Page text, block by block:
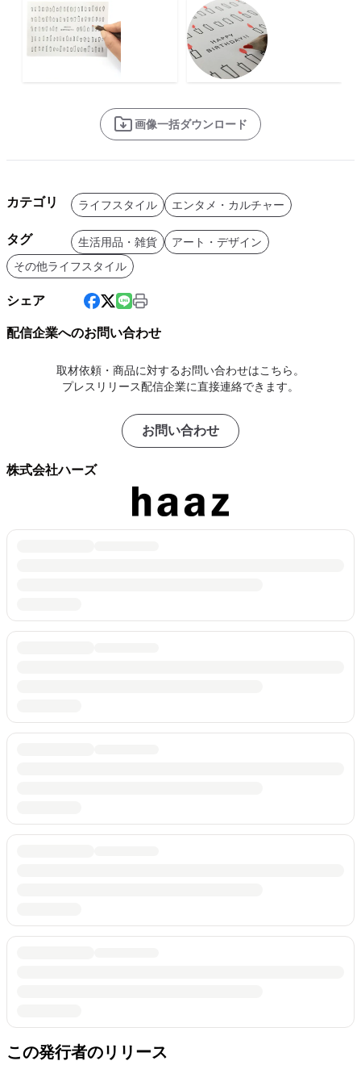
画像一括ダウンロード
カテゴリ ライフスタイル エンタメ・カルチャー
タグ 生活用品・雑貨
アート・デザイン
その他ライフスタイル
シェア
配信企業へのお問い合わせ
取材依頼・商品に対するお問い合わせはこちら。
プレスリリース配信企業に直接連絡できます。
お問い合わせ
株式会社ハーズ
この発行者のリリース